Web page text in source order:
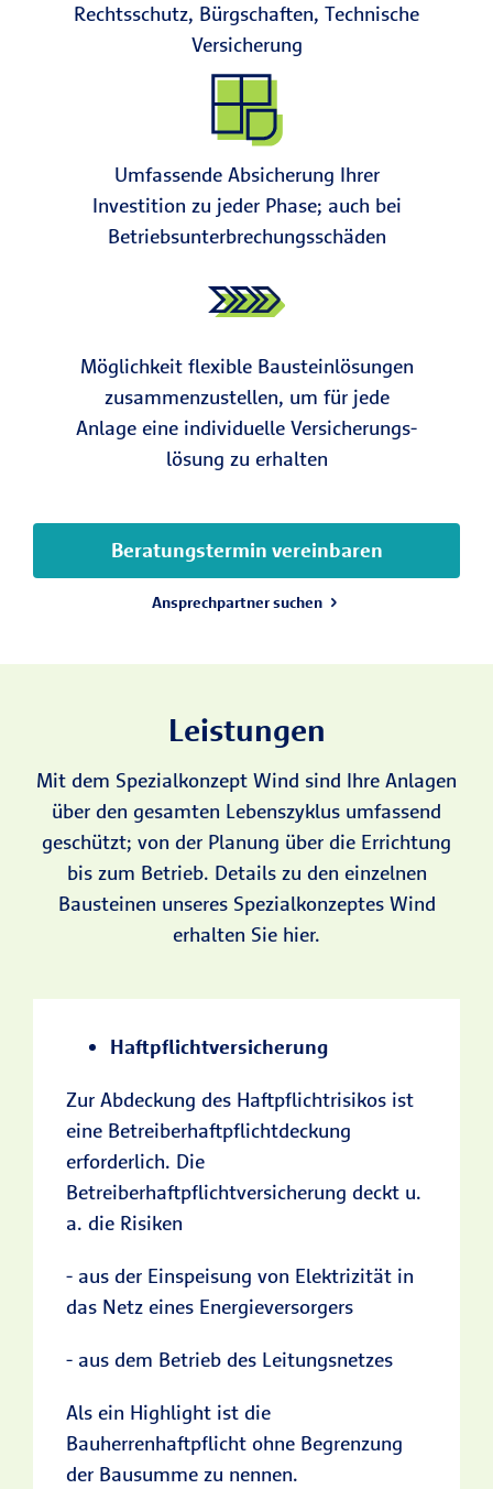
Rechtsschutz, Bürgschaften, Technische
Versicherung
Umfassende Absicherung Ihrer
Investition zu jeder Phase; auch bei
Betriebs­unterbrechungs­schäden
Möglichkeit flexible Bausteinlösungen
zusammen­zustellen, um für jede
Anlage eine individuelle Versicherungs­
lösung zu erhalten
Beratungstermin vereinbaren
Ansprechpartner suchen
Leistungen
Mit dem Spezialkonzept Wind sind Ihre Anlagen
über den gesamten Lebenszyklus umfassend
geschützt; von der Planung über die Errichtung
bis zum Betrieb. Details zu den einzelnen
Bausteinen unseres Spezialkonzeptes Wind
erhalten Sie hier.
Haftpflichtversicherung
Zur Abdeckung des Haftpflichtrisikos ist
eine Betreiberhaftpflichtdeckung
erforderlich. Die
Betreiberhaftpflichtversicherung deckt u.
a. die Risiken
- aus der Einspeisung von Elektrizität in
das Netz eines Energieversorgers
- aus dem Betrieb des Leitungsnetzes
Als ein Highlight ist die
Bauherrenhaftpflicht ohne Begrenzung
der Bausumme zu nennen.